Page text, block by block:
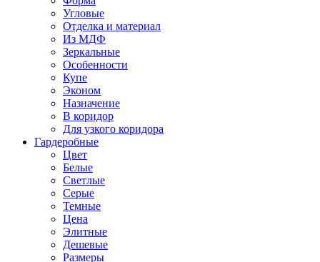
Угловые
Отделка и материал
Из МДФ
Зеркальные
Особенности
Купе
Эконом
Назначение
В коридор
Для узкого коридора
Гардеробные
Цвет
Белые
Светлые
Серые
Темные
Цена
Элитные
Дешевые
Размеры